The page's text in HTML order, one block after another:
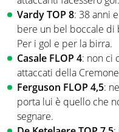
Vardy TOP 8: 38 anni
bere un bel boccale di
Per i gol e per la birra.
Casale FLOP 4: non ci
attaccati della
Ferguson FLOP 4,5:
porta lui è quello che
segnare.